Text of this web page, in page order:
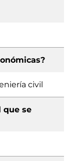
civil
que se